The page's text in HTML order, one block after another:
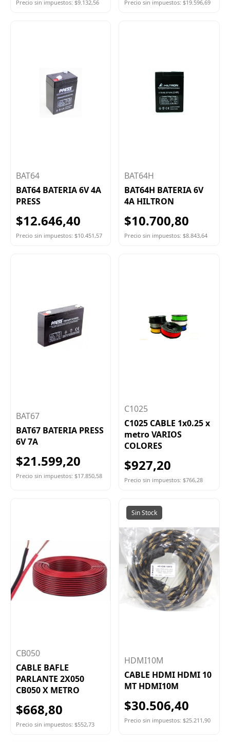
Precio sin impuestos: $9.132,56 Precio sin impuestos: $19.596,69
BAT64
BAT64 BATERIA 6V 4A
PRESS
$12.646,40
Precio sin impuestos: $10.451,57
BAT64H
BAT64H BATERIA 6V
4A HILTRON
$10.700,80
Precio sin impuestos: $8.843,64
BAT67
BAT67 BATERIA PRESS
6V 7A
$21.599,20
Precio sin impuestos: $17.850,58
C1025
C1025 CABLE 1x0.25 x
metro VARIOS
COLORES
$927,20
Precio sin impuestos: $766,28
CB050
CABLE BAFLE
PARLANTE 2X050
CB050 X METRO
$668,80
Precio sin impuestos: $552,73
Sin Stock
HDMI10M
CABLE HDMI HDMI 10
MT HDMI10M
$30.506,40
Precio sin impuestos: $25.211,90